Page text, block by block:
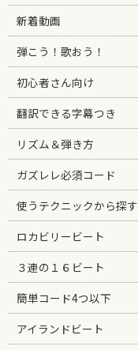
新着動画
弾こう！歌おう！
初心者さん向け
翻訳できる字幕つき
リズム＆弾き方
ガズレレ必須コード
使うテクニックから探す
ロカビリービート
３連の１６ビート
簡単コード4つ以下
アイランドビート